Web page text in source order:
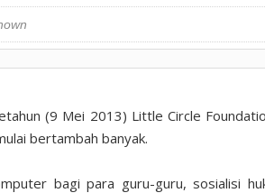
(9 Mei 2013) Little Circle
bertambah banyak.
bagi para guru-guru, sosialisi